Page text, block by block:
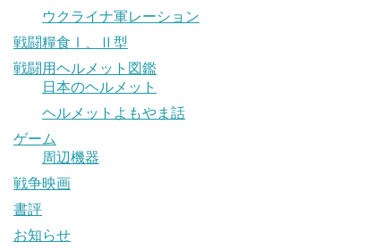
ウクライナ軍レーション
戦闘糧食Ⅰ、Ⅱ型
戦闘用ヘルメット図鑑
日本のヘルメット
ヘルメットよもやま話
ゲーム
周辺機器
戦争映画
書評
お知らせ